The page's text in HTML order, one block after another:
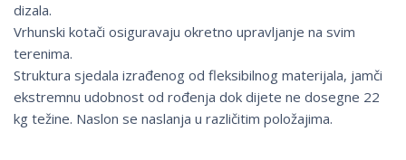
dizala.
Vrhunski kotači osiguravaju okretno upravljanje na svim
terenima.
Struktura sjedala izrađenog od fleksibilnog materijala, jamči
ekstremnu udobnost od rođenja dok dijete ne dosegne 22
kg težine. Naslon se naslanja u različitim položajima.